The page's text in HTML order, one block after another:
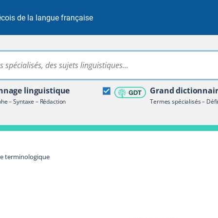
de la langue française
Rechercher dans tout le site
linguistique
– Syntaxe – Rédaction
Grand
Termes spécialisés –
terminologique
terminologique